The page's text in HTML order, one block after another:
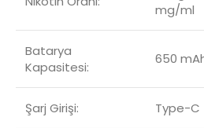
mg/ml
Batarya
Kapasitesi:
650
Şarj Girişi: Type-C